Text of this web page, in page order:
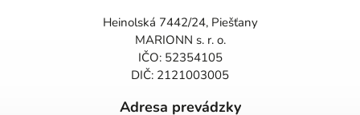
Heinolská 7442/24, Piešťany
MARIONN s. r. o.
IČO: 52354105
DIČ: 2121003005
Adresa prevádzky